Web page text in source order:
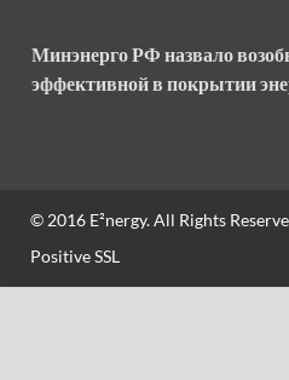
Минэнерго РФ назвало
эффективной в покрытии
© 2016 E²nergy. All Rights
Positive SSL